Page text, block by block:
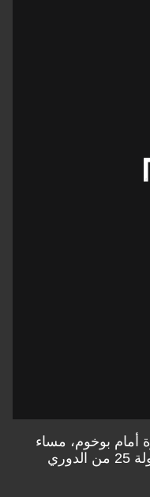
أمام بوخوم، مساء
اليوم السبت، ضمن منافسات الجولة 25 من الدوري